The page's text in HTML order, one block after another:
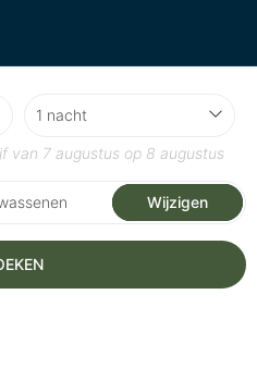
van 7 augustus op 8 augustus
Wijzigen